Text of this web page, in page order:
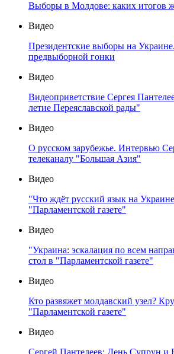
Выборы в Молдове: каких итогов
Видео
Президентские выборы на
предвыборной гонки
Видео
Видеоприветствие Сергея
летие Переяславской рады"
Видео
О русском зарубежье. Интервью
телеканалу "Большая Азия"
Видео
"Что ждёт русский язык на
"Парламентской газете"
Видео
"Украина: эскалация по всем
стол в "Парламентской газете"
Видео
Кто развяжет молдавский узел?
"Парламентской газете"
Видео